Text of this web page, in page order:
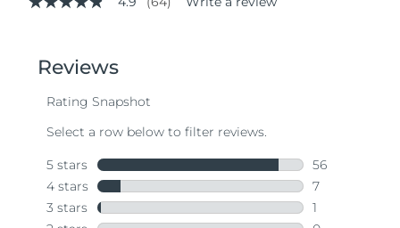
4.9
stars,
average
value.
Same
page
link.